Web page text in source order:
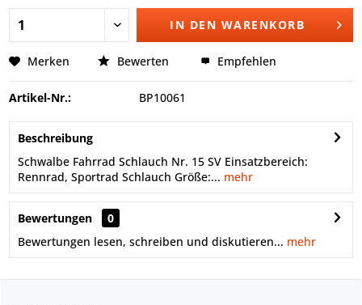
IN DEN WARENKORB
Merken Bewerten Empfehlen
Artikel-Nr.: BP10061
Beschreibung
Schwalbe Fahrrad Schlauch Nr. 15 SV Einsatzbereich:
Rennrad, Sportrad Schlauch Größe:... mehr
Bewertungen
0
Bewertungen lesen, schreiben und diskutieren... mehr